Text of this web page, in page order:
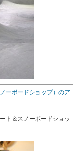
ーボードショップ）のア
ト＆スノーボードショッ